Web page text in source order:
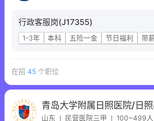
行政客服岗(J17355)
1-3年 本科 五险一金 节日福利
带
在招 45个职位
青岛大学附属日照医院/日
山东 民营医院三甲 100~499人